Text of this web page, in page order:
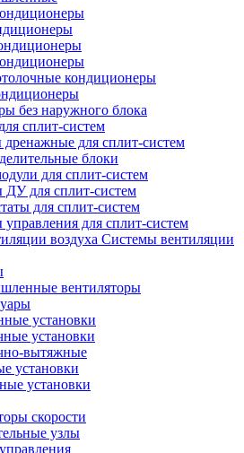
кондиционеры
без наружного блока
сплит-систем
для сплит-систем
блоки
для сплит-систем
ДУ для сплит-систем
для сплит-систем
управления для сплит-систем
Системы вентиляции
вентиляторы
установки
установки
вытяжные
установки
установки
скорости
узлы